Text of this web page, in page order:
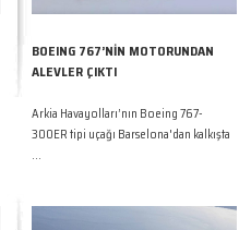
BOEING 767’NİN MOTORUNDAN
ALEVLER ÇIKTI
Arkia Havayolları’nın Boeing 767-
300ER tipi uçağı Barselona'dan kalkışta
...